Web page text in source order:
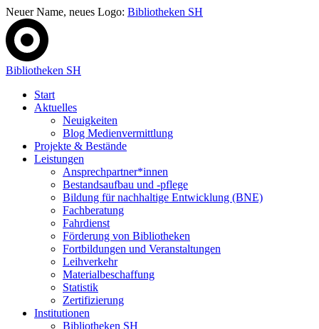
Neuer Name, neues Logo: Bibliotheken SH
Bibliotheken SH
Start
Aktuelles
Neuigkeiten
Blog Medienvermittlung
Projekte & Bestände
Leistungen
Ansprechpartner*innen
Bestandsaufbau und -pflege
Bildung für nachhaltige Entwicklung (BNE)
Fachberatung
Fahrdienst
Förderung von Bibliotheken
Fortbildungen und Veranstaltungen
Leihverkehr
Materialbeschaffung
Statistik
Zertifizierung
Institutionen
Bibliotheken SH